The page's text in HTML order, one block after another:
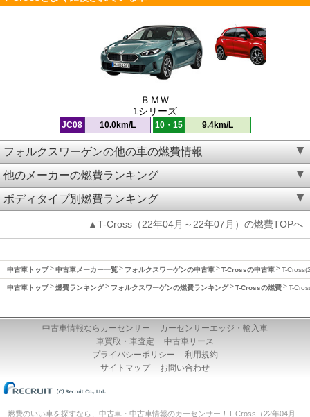
ＢＭＷ
1シリーズ
JC08 10.0km/L 10・15 9.4km/L
フォルクスワーゲンの他の車の燃費情報
他のメーカーの燃費ランキング
ボディタイプ別燃費ランキング
▲T-Cross（22年04月～22年07月）の燃費TOPへ
中古車トップ 中古車メーカー一覧 フォルクスワーゲンの中古車 T-Crossの中古車 T-
中古車トップ 燃費ランキング フォルクスワーゲンの燃費ランキング T-Crossの燃費 T-
中古車情報ならカーセンサー
カーセンサーエッジ・輸入車
車買取・車査定
中古車リース
プライバシーポリシー
利用規約
サイトマップ
お問い合わせ
燃費のいい車を探すなら、中古車・中古車情報のカーセンサー！T-Cross（22年04月